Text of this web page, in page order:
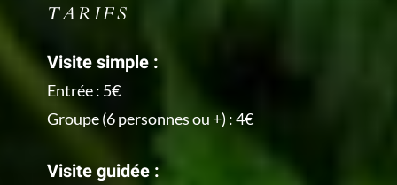
TARIFS
Visite simple :
Entrée : 5€
Groupe (6 personnes ou +) : 4€
Visite guidée :